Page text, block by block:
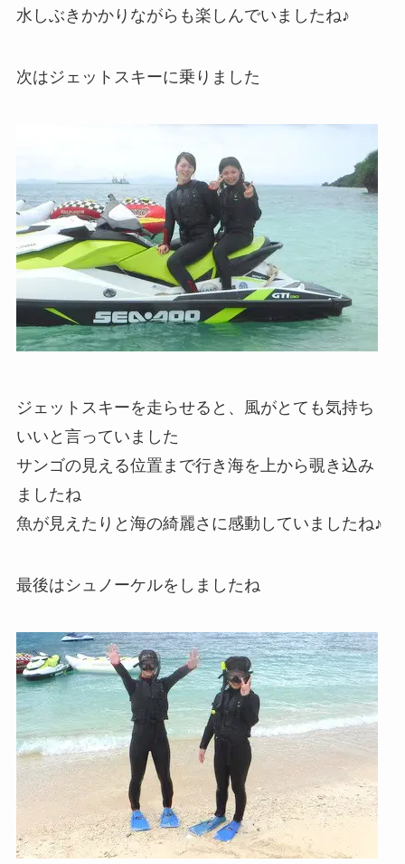
水しぶきかかりながらも楽しんでいましたね♪
次はジェットスキーに乗りました
ジェットスキーを走らせると、風がとても気持ち
いいと言っていました
サンゴの見える位置まで行き海を上から覗き込み
ましたね
魚が見えたりと海の綺麗さに感動していましたね♪
最後はシュノーケルをしましたね